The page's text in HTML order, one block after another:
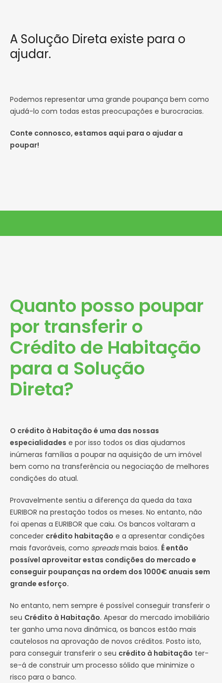
A Solução Direta existe para o
ajudar.
Podemos representar uma grande poupança bem como
ajudá-lo com todas estas preocupações e burocracias.
Conte connosco, estamos aqui para o ajudar a
poupar!
Quanto posso poupar
por transferir o
Crédito de Habitação
para a Solução
Direta?
O crédito à Habitação é uma das nossas
especialidades e por isso todos os dias ajudamos
inúmeras famílias a poupar na aquisição de um imóvel
bem como na transferência ou negociação de melhores
condições do atual.
Provavelmente sentiu a diferença da queda da taxa
EURIBOR na prestação todos os meses. No entanto, não
foi apenas a EURIBOR que caiu. Os bancos voltaram a
conceder crédito habitação e a apresentar condições
mais favoráveis, como spreadsmais baios. É então
possível aproveitar estas condições do mercado e
conseguir poupanças na ordem dos 1000€ anuais sem
grande esforço.
No entanto, nem sempre é possível conseguir transferir o
seu Crédito à Habitação. Apesar do mercado imobiliário
ter ganho uma nova dinâmica, os bancos estão mais
cautelosos na aprovação de novos créditos. Posto isto,
para conseguir transferir o seu crédito à habitação ter-
se-á de construir um processo sólido que minimize o
risco para o banco.